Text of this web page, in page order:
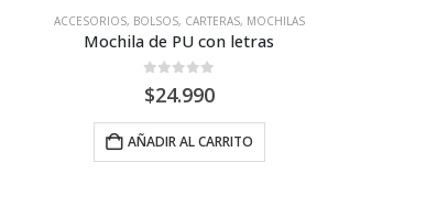
ACCESORIOS, BOLSOS, CARTERAS, MOCHILAS
Mochila de PU con letras
0
$24.990
AÑADIR AL CARRITO